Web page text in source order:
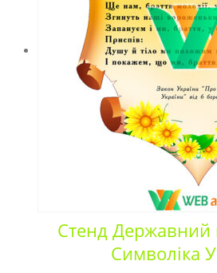
Стенд Державний
Символіка